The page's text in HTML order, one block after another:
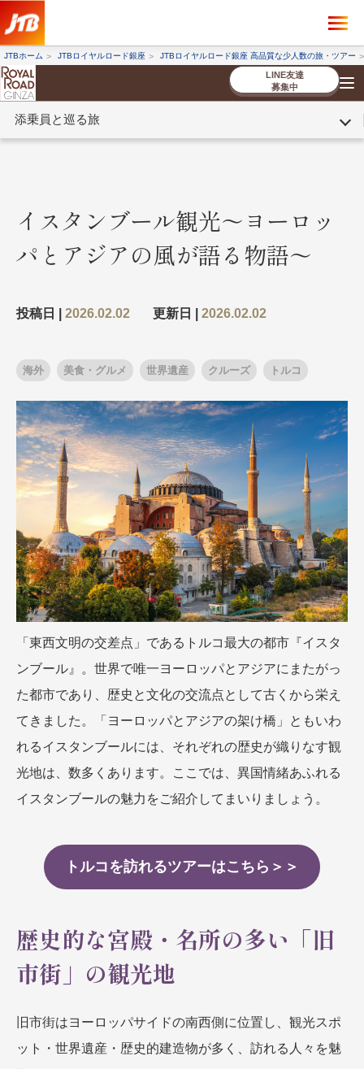
JTBホーム JTBロイヤルロード銀座 JTBロイヤルロード銀座 高品質な少人数の旅・ツアー
LINE友達
募集中
添乗員と巡る旅
条件から探す
条件から探す
キーワード
出発地とエリア
出発月
1月
2月 3月 4月
7月 8月
11月
12月
ゴールデンウィーク
お盆・夏休み
年末年始
ブランド
“知究”紀行
GRAND'EX
夢の休日 | 海外旅行
目的・テーマから探す
美術鑑賞
ヨーロッパの田舎（村・町）
名門・名物ホテルに泊まる
特別企画
グルメ
リゾート
一都市滞在
お祭り・イベント
世界遺産を訪れる
1度は見てみたい遺跡
野生動物に出合う
オーロラ
お花・紅葉
鉄道の旅
ハイキング・トレッキング
専任ガイド・講師同行の旅
ラ・プルミエール（エールフランス
航空）
条件から探す
条件から探す
キーワード
出発地とエリア
出発月
冬の国内旅行
1月
8月
10月 11月
12月
お盆・夏休み
年末年始
ブランド
夢の休日 煌
夢の休日 国内旅行
四季彩紀行
紅葉
季節の風景
特別企画
ラグジュアリーバスでめぐる
ガンツウ
ななつ星in九州
TWILIGHT EXPRESS 瑞風
美食・旬の味覚を味わう
アドベンチャーツーリズム・ウォー
芸術鑑賞（美術、音楽）・講師同行
イスタンブール観光〜ヨーロッ
パとアジアの風が語る物語〜
投稿日 | 2026.02.02 更新日 | 2026.02.02
海外 美食・グルメ 世界遺産 クルーズ トルコ
「東西文明の交差点」であるトルコ最大の都市『イスタ
ンブール』。世界で唯一ヨーロッパとアジアにまたがっ
た都市であり、歴史と文化の交流点として古くから栄え
てきました。「ヨーロッパとアジアの架け橋」ともいわ
れるイスタンブールには、それぞれの歴史が織りなす観
光地は、数多くあります。ここでは、異国情緒あふれる
イスタンブールの魅力をご紹介してまいりましょう。
トルコを訪れるツアーはこちら＞＞
歴史的な宮殿・名所の多い「旧
市街」の観光地
旧市街はヨーロッパサイドの南西側に位置し、観光スポ
ット・世界遺産・歴史的建造物が多く、訪れる人々を魅
ツアーを探す ×
海外ツアー 国内ツアー